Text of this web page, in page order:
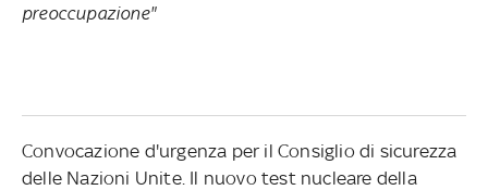
preoccupazione"
Convocazione d'urgenza per il Consiglio di sicurezza
delle Nazioni Unite. Il nuovo test nucleare della